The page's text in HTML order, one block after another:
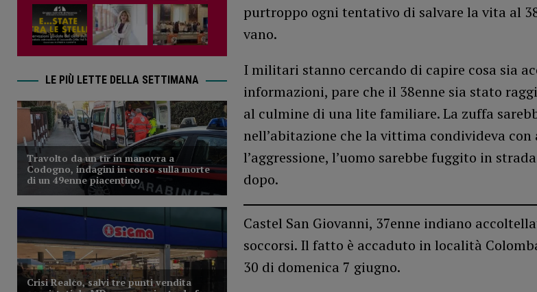
purtroppo ogni tentativo di salvare la vita al
vano.
I militari stanno cercando di capire cosa sia
informazioni, pare che il 38enne sia stato
al culmine di una lite familiare. La zuffa
nell’abitazione che la vittima condivideva
l’aggressione, l’uomo sarebbe fuggito in
dopo.
Castel San Giovanni, 37enne indiano
soccorsi. Il fatto è accaduto in località
30 di domenica 7 giugno.
LE PIÙ LETTE DELLA SETTIMANA